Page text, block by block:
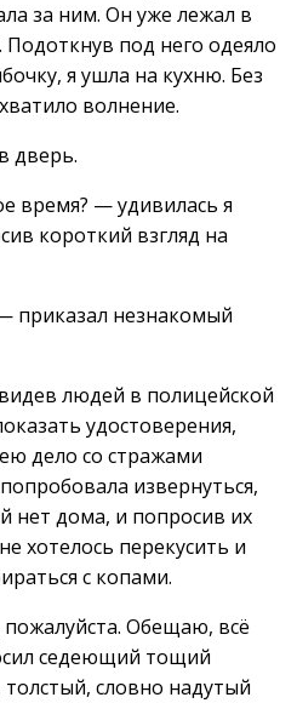
за ним. Он уже лежал в
под него одеяло
я ушла на кухню. Без
волнение.
дверь.
время? — удивилась я
короткий взгляд на
приказал незнакомый
людей в полицейской
удостоверения,
дело со стражами
извернуться,
нет дома, и попросив их
хотелось перекусить и
с копами.
Обещаю, всё
седеющий тощий
словно надутый